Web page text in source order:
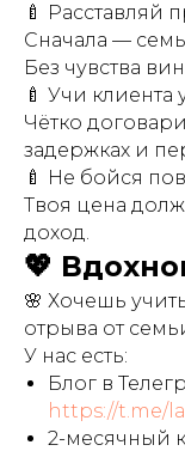
🍼 Расставляй
Сначала —
Без чувства
🍼 Учи клиента
Чётко
задержках и
🍼 Не бойся
Твоя цена
доход.
💖
🌸 Хочешь
отрыва от
У нас есть:
Блог в
https://t.me/
2-месячный